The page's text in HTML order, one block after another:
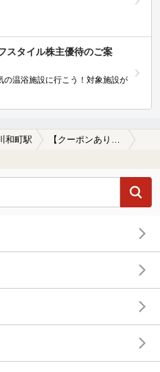
スタイル株主優待のご案
の温浴施設に行こう！対象施設が
和町駅